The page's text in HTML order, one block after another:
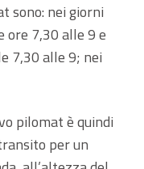
sono: nei giorni
ore 7,30 alle 9 e
7,30 alle 9; nei
pilomat è quindi
per un